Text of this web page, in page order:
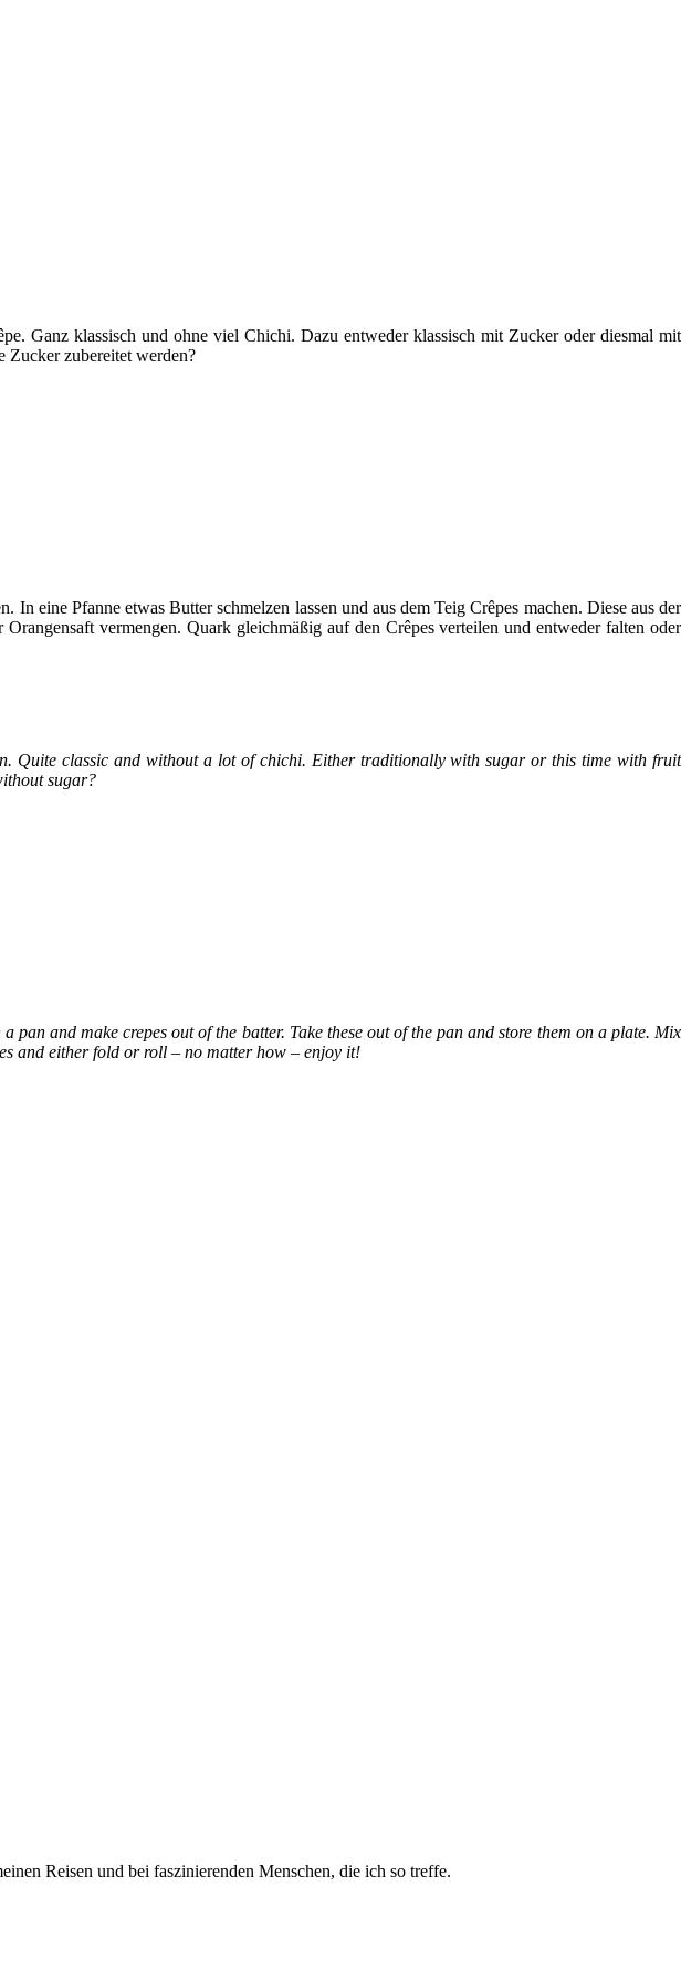
Ganz klassisch und ohne viel Chichi. Dazu entweder klassisch mit Zucker oder diesmal mit
Zucker zubereitet werden?
eine Pfanne etwas Butter schmelzen lassen und aus dem Teig Crêpes machen. Diese aus der
vermengen. Quark gleichmäßig auf den Crêpes verteilen und entweder falten oder
Quite classic and without a lot of chichi. Either traditionally with sugar or this time with fruit
sugar?
and make crepes out of the batter. Take these out of the pan and store them on a plate. Mix
and either fold or roll – no matter how – enjoy it!
Reisen und bei faszinierenden Menschen, die ich so treffe.